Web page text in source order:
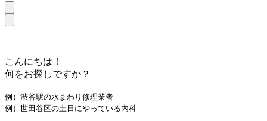
こんにちは！
何をお探しですか？
例）渋谷駅の水まわり修理業者
例）世田谷区の土日にやっている内科